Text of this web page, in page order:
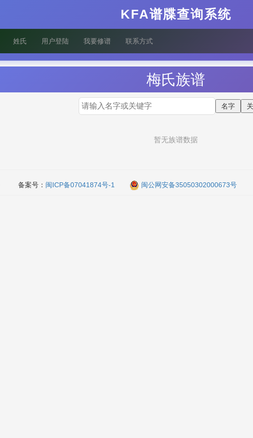
KFA谱牒查询系统
姓氏 用户登陆 我要修谱 联系方式
梅氏族谱
暂无族谱数据
备案号： 闽ICP备07041874号-1 闽公网安备35050302000673号